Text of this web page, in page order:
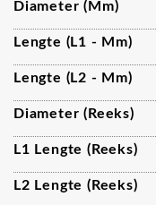
Diameter (mm)
Lengte (L1 - Mm)
Lengte (L2 - Mm)
Diameter (reeks)
L1 Lengte (reeks)
L2 Lengte (reeks)